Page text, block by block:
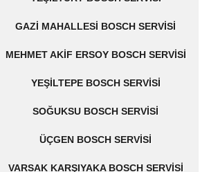
GAZI MAHALLESI BOSCH SERVISI
MEHMET AKIF ERSOY BOSCH SERVISI
YEŞILTEPE BOSCH SERVISI
SOĞUKSU BOSCH SERVISI
ÜÇGEN BOSCH SERVISI
VARSAK KARŞIYAKA BOSCH SERVISI